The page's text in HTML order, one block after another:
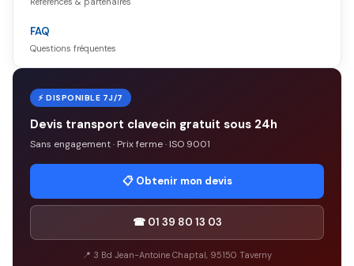
FAQ
Questions fréquentes
⚡ DISPONIBLE 7J/7
Devis transport clavecin gratuit sous 24h
Sans engagement · Prix ferme · ISO 9001
📋 Obtenir mon devis
☎ 01 39 80 13 03
📍 3 Bd Jean-Antoine Chaptal, 95150 Taverny